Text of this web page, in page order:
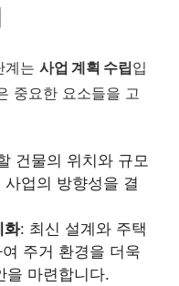
계는 사업 계획 수립입
중요한 요소들을 고
건물의 위치와 규모
업의 방향성을 결
화: 최신 설계와 주택
주거 환경을 더욱
을 마련합니다.